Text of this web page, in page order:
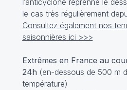
l’anticyclone reprenne le
le cas très régulièrement
Consultez également nos
saisonnières ici >>>
Extrêmes en France au
24h (en-dessous de 500 m
température)